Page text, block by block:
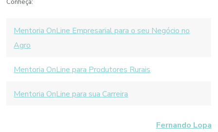
Conheça:
Mentoria OnLine Empresarial para o seu Negócio no
Agro
Mentoria OnLine para Produtores Rurais
Mentoria OnLine para sua Carreira
Fernando Lopa